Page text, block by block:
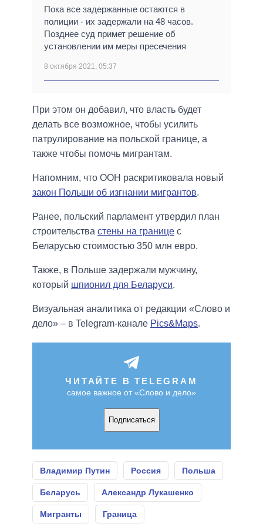
Пока все задержанные остаются в
полиции - их задержали на 48 часов.
Позднее суд примет решение об
установлении им меры пресечения
8 октября 2021, 05:37
При этом он добавил, что власть будет
делать все возможное, чтобы усилить
патрулирование на польской границе, а
также чтобы помочь мигрантам.
Напомним, что ООН раскритиковала новый
закон Польши об изгнании мигрантов.
Ранее, польский парламент утвердил план
строительства стены на границе с
Беларусью стоимостью 350 млн евро.
Также, в Польше задержали мужчину,
который шпионил для Беларуси.
Визуальная аналитика от редакции «Слово и
дело» – в Telegram-канале Pics&Maps.
ЧИТАЙТЕ В TELEGRAM
самое важное от «Слово и дело»
Подписаться
Владимир Путин Россия Польша
Беларусь Александр Лукашенко
Мигранты Граница